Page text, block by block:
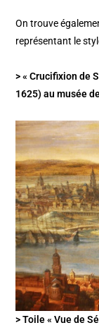
On trouve
représentant le
> « Crucifixion de
1625) au musée
> Toile « Vue de